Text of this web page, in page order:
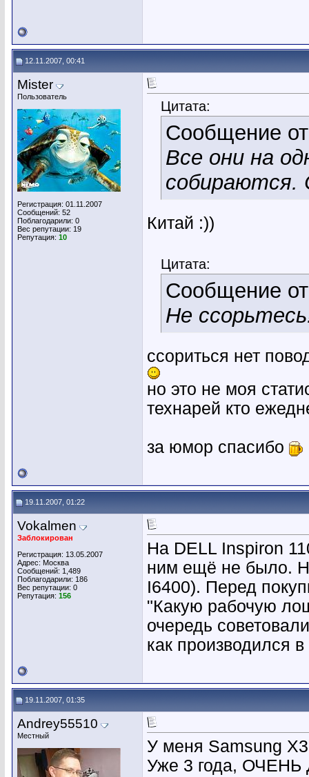
12.11.2007, 00:41
Mister
Пользователь
Регистрация: 01.11.2007
Сообщений: 52
Поблагодарили: 0
Вес репутации: 19
Репутация: 10
Цитата:
Сообщение
Все они на
собираются.
Китай :))
Цитата:
Сообщение
Не
ссориться нет
но это не моя
технарей кто
за юмор спасибо
19.11.2007, 01:22
Vokalmen
Заблокирован
Регистрация: 13.05.2007
Адрес: Москва
Сообщений: 1,489
Поблагодарили: 186
Вес репутации: 0
Репутация: 156
На DELL Inspiron
ним ещё не было.
I6400). Перед
"Какую рабочую
очередь
как производился
19.11.2007, 01:35
Andrey55510
Местный
У меня Samsung
Уже 3 года,